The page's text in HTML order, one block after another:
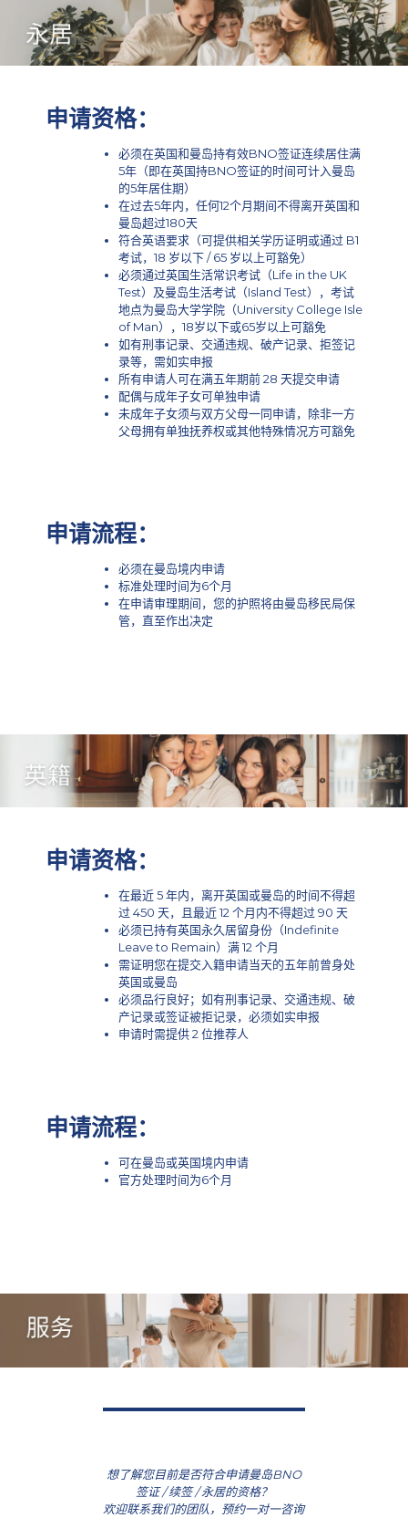
申请资格：
必须在英国和曼岛持有效BNO签证连续居住满
5年（即在英国持BNO签证的时间可计入曼岛
的5年居住期）
在过去5年内，任何12个月期间不得离开英国和
曼岛超过180天
符合英语要求（可提供相关学历证明或通过 B1
考试，18 岁以下 / 65 岁以上可豁免）
必须通过英国生活常识考试（Life in the UK
Test）及曼岛生活考试（Island Test），考试
地点为曼岛大学学院（University College Isle
of Man），18岁以下或65岁以上可豁免
如有刑事记录、交通违规、破产记录、拒签记
录等，需如实申报
所有申请人可在满五年期前 28 天提交申请
配偶与成年子女可单独申请
未成年子女须与双方父母一同申请，除非一方
父母拥有单独抚养权或其他特殊情况方可豁免
申请流程：
必须在曼岛境内申请
标准处理时间为6个月
在申请审理期间，您的护照将由曼岛移民局保
管，直至作出决定
申请资格：
在最近 5 年内，离开英国或曼岛的时间不得超
过 450 天，且最近 12 个月内不得超过 90 天
必须已持有英国永久居留身份（Indefinite
Leave to Remain）满 12 个月
需证明您在提交入籍申请当天的五年前曾身处
英国或曼岛
必须品行良好；如有刑事记录、交通违规、破
产记录或签证被拒记录，必须如实申报
申请时需提供 2 位推荐人
申请流程：
可在曼岛或英国境内申请
官方处理时间为6个月
想了解您目前是否符合申请曼岛BNO
签证 / 续签 / 永居的资格？
欢迎联系我们的团队，预约一对一咨询